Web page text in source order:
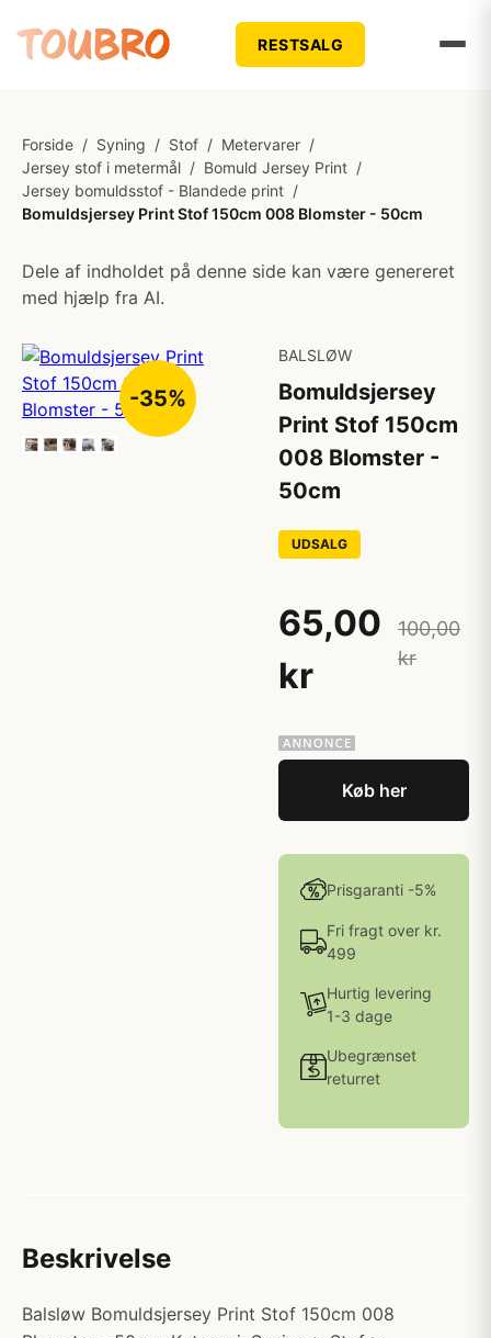
RESTSALG
Forside / Syning / Stof / Metervarer /
Jersey stof i metermål / Bomuld Jersey Print /
Jersey bomuldsstof - Blandede print /
Bomuldsjersey Print Stof 150cm 008 Blomster - 50cm
Dele af indholdet på denne side kan være genereret
med hjælp fra AI.
-35%
BALSLØW
Bomuldsjersey
Print Stof 150cm
008 Blomster -
50cm
UDSALG
65,00
kr
100,00
kr
Køb her
Prisgaranti -5%
Fri fragt over kr.
499
Hurtig levering
1-3 dage
Ubegrænset
returret
Beskrivelse
Balsløw Bomuldsjersey Print Stof 150cm 008